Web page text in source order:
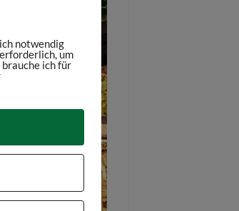
notwendig
um
ich für